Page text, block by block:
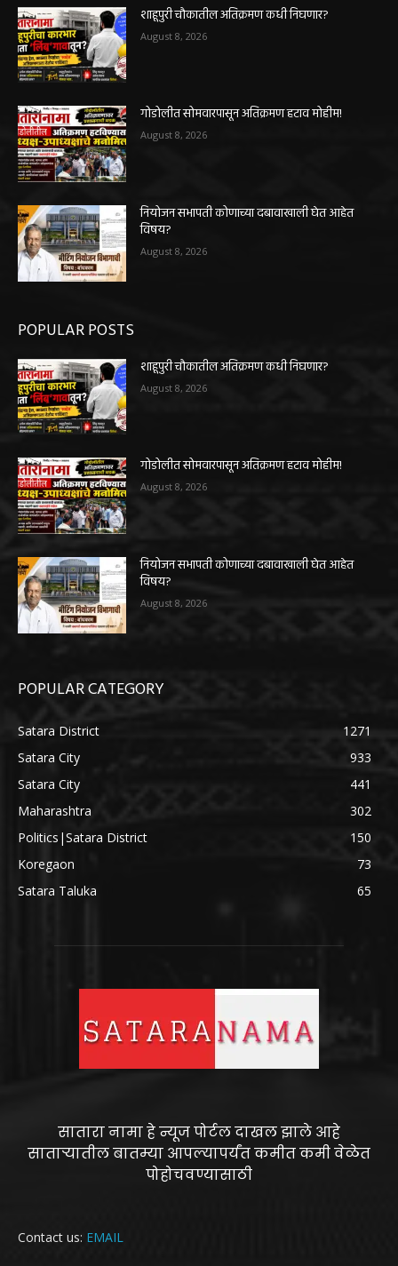
शाहूपुरी चौकातील अतिक्रमण कधी निघणार?
August 8, 2026
गोडोलीत सोमवारपासून अतिक्रमण हटाव मोहीम!
August 8, 2026
नियोजन सभापती कोणाच्या दबावाखाली घेत आहेत
विषय?
August 8, 2026
POPULAR POSTS
शाहूपुरी चौकातील अतिक्रमण कधी निघणार?
August 8, 2026
गोडोलीत सोमवारपासून अतिक्रमण हटाव मोहीम!
August 8, 2026
नियोजन सभापती कोणाच्या दबावाखाली घेत आहेत
विषय?
August 8, 2026
POPULAR CATEGORY
Satara District
1271
Satara City
933
Satara City
441
Maharashtra
302
Politics|Satara District
150
Koregaon
73
Satara Taluka
65
सातारा नामा हे न्यूज पोर्टल दाखल झाले आहे
साताऱ्यातील बातम्या आपल्यापर्यंत कमीत कमी वेळेत
पोहोचवण्यासाठी
Contact us: EMAIL